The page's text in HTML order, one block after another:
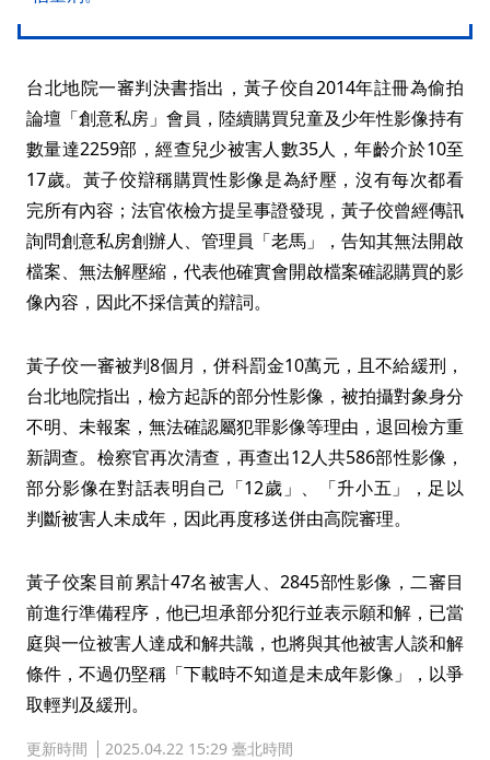
台北地院一審判決書指出，黃子佼自2014年註冊為偷拍
論壇「創意私房」會員，陸續購買兒童及少年性影像持有
數量達2259部，經查兒少被害人數35人，年齡介於10至
17歲。黃子佼辯稱購買性影像是為紓壓，沒有每次都看
完所有內容；法官依檢方提呈事證發現，黃子佼曾經傳訊
詢問創意私房創辦人、管理員「老馬」，告知其無法開啟
檔案、無法解壓縮，代表他確實會開啟檔案確認購買的影
像內容，因此不採信黃的辯詞。
黃子佼一審被判8個月，併科罰金10萬元，且不給緩刑，
台北地院指出，檢方起訴的部分性影像，被拍攝對象身分
不明、未報案，無法確認屬犯罪影像等理由，退回檢方重
新調查。檢察官再次清查，再查出12人共586部性影像，
部分影像在對話表明自己「12歲」、「升小五」，足以
判斷被害人未成年，因此再度移送併由高院審理。
黃子佼案目前累計47名被害人、2845部性影像，二審目
前進行準備程序，他已坦承部分犯行並表示願和解，已當
庭與一位被害人達成和解共識，也將與其他被害人談和解
條件，不過仍堅稱「下載時不知道是未成年影像」，以爭
取輕判及緩刑。
更新時間 2025.04.22 15:29 臺北時間